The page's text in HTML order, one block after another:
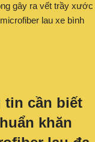
gây ra vết trầy xước
lau xe bình
tin cần biết
khăn